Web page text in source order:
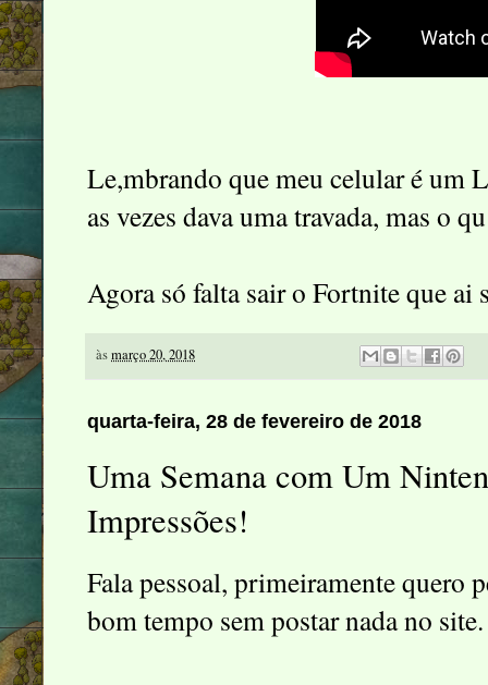
Le,mbrando que meu celular é um
as vezes dava uma travada, mas o
Agora só falta sair o Fortnite que ai
àsmarço 20, 2018
quarta-feira, 28 de fevereiro de 2018
Uma Semana com Um
Impressões!
Fala pessoal, primeiramente quero
bom tempo sem postar nada no site.